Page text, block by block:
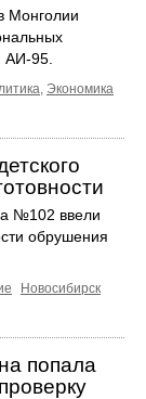
Монголии
АИ-95.
Экономика
№102 ввели
обрушения
Новосибирск
попала